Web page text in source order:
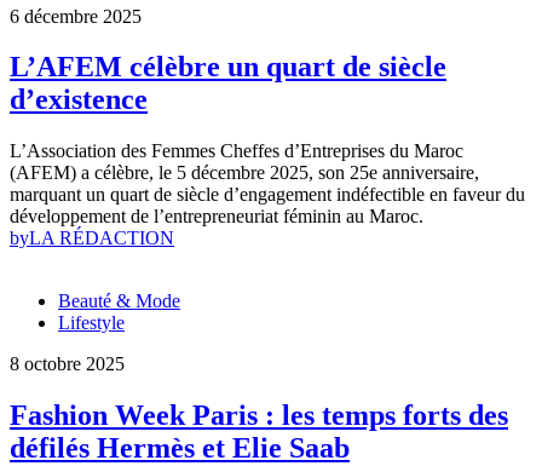
6 décembre 2025
L’AFEM célèbre un quart de siècle
d’existence
L’Association des Femmes Cheffes d’Entreprises du Maroc
(AFEM) a célèbre, le 5 décembre 2025, son 25e anniversaire,
marquant un quart de siècle d’engagement indéfectible en faveur du
développement de l’entrepreneuriat féminin au Maroc.
byLA RÉDACTION
Beauté & Mode
Lifestyle
8 octobre 2025
Fashion Week Paris : les temps forts des
défilés Hermès et Elie Saab